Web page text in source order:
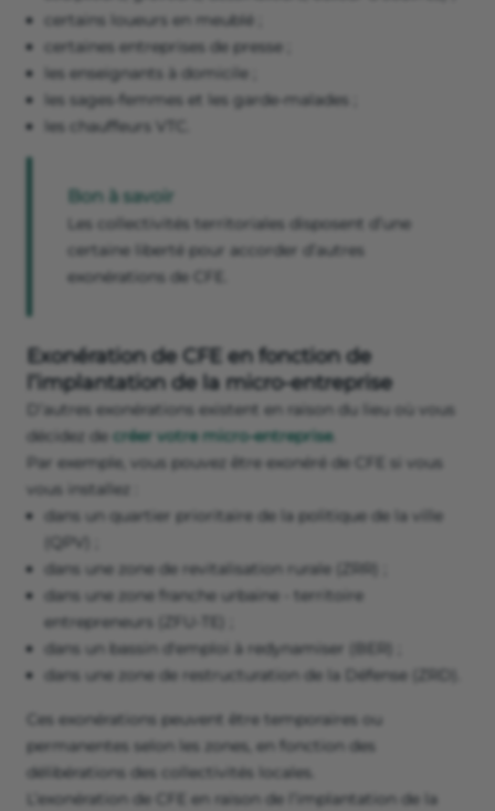
certains loueurs en meublé ;
certaines entreprises de presse ;
les enseignants à domicile ;
les sages-femmes et les garde-malades ;
les chauffeurs VTC.
Bon à savoir
Les collectivités territoriales disposent d’une
certaine liberté pour accorder d’autres
exonérations de CFE.
Exonération de CFE en fonction de
l’implantation de la micro-entreprise
D’autres exonérations existent en raison du lieu où vous
décidez de créer votre micro-entreprise.
Par exemple, vous pouvez être exonéré de CFE si vous
vous installez :
dans un quartier prioritaire de la politique de la ville
(QPV) ;
dans une zone de revitalisation rurale (ZRR) ;
dans une zone franche urbaine - territoire
entrepreneurs (ZFU-TE) ;
dans un bassin d'emploi à redynamiser (BER) ;
dans une zone de restructuration de la Défense (ZRD).
Ces exonérations peuvent être temporaires ou
permanentes selon les zones, en fonction des
délibérations des collectivités locales.
L’exonération de CFE en raison de l’implantation de la